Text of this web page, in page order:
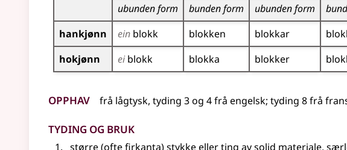
ubunden form
bunden form ubunden form
hankjønn
ein blokk blokken blokkar
hokjønn
ei blokk blokka blokker
Opphav frå lågtysk, tyding 3 og 4 frå engelsk; tyding 8 frå
Tyding og bruk
større (ofte firkanta) stykkeellerting av solid materiale,